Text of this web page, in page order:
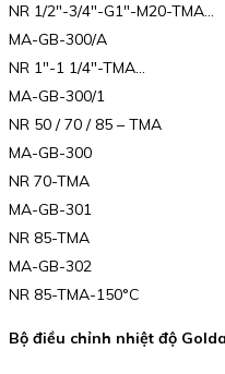
NR 1/2″-3/4″-G1″-M20-TMA…
MA-GB-300/A
NR 1″-1 1/4″-TMA…
MA-GB-300/1
NR 50 / 70 / 85 – TMA
MA-GB-300
NR 70-TMA
MA-GB-301
NR 85-TMA
MA-GB-302
NR 85-TMA-150°C
Bộ điều chỉnh nhiệt độ